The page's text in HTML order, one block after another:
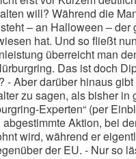
will? Während die
– an Halloween – der
hat. Und so fließt
überreicht man
Das ist doch
Aber darüber hinaus
zu sagen, als bisher in
Experten“ (per
Aktion, bei
wird, während er
der EU. - Nur so